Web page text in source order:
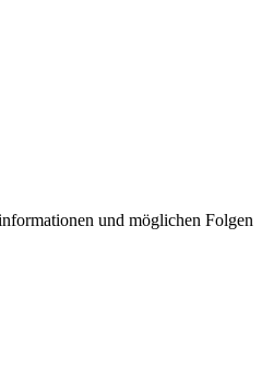
und möglichen Folgen